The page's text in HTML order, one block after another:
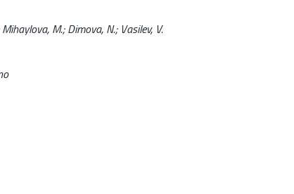
M.; Dimova, N.; Vasilev, V.